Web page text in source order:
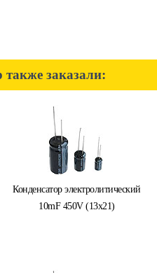
заказали:
Конденсатор электролитический
10mF 450V (13x21)